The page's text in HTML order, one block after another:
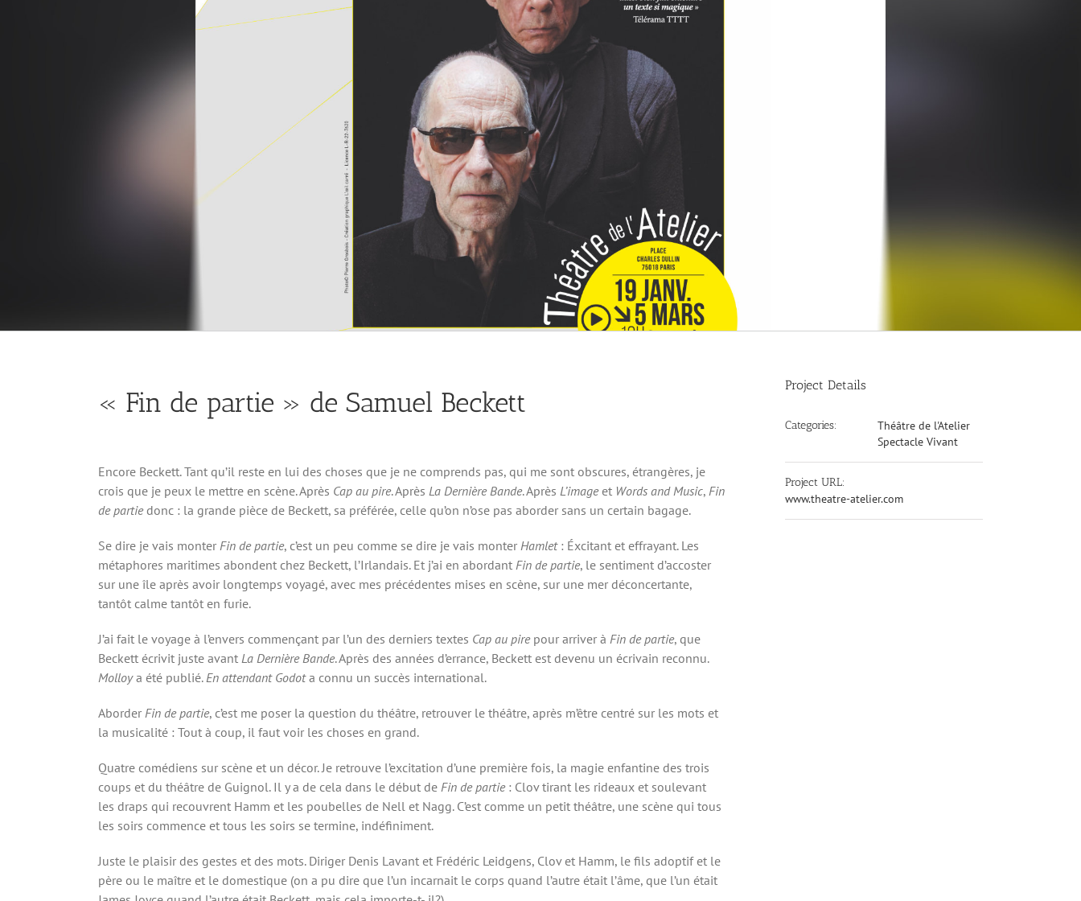
« Fin de partie » de Samuel Beckett
Encore Beckett. Tant qu’il reste en lui des choses que je ne comprends pas, qui me sont obscures, étrangères, je
crois que je peux le mettre en scène. Après Cap au pire. Après La Dernière Bande. Après L’imageet Words and Music, Fin
de partiedonc : la grande pièce de Beckett, sa préférée, celle qu’on n’ose pas aborder sans un certain bagage.
Se dire je vais monter Fin de partie, c’est un peu comme se dire je vais monter Hamlet: Éxcitant et effrayant. Les
métaphores maritimes abondent chez Beckett, l’Irlandais. Et j’ai en abordant Fin de partie, le sentiment d’accoster
sur une île après avoir longtemps voyagé, avec mes précédentes mises en scène, sur une mer déconcertante,
tantôt calme tantôt en furie.
J’ai fait le voyage à l’envers commençant par l’un des derniers textes Cap au pirepour arriver à Fin de partie, que
Beckett écrivit juste avant La Dernière Bande. Après des années d’errance, Beckett est devenu un écrivain reconnu.
Molloya été publié.En attendant Godota connu un succès international.
Aborder Fin de partie, c’est me poser la question du théâtre, retrouver le théâtre, après m’être centré sur les mots et
la musicalité : Tout à coup, il faut voir les choses en grand.
Quatre comédiens sur scène et un décor. Je retrouve l’excitation d’une première fois, la magie enfantine des trois
coups et du théâtre de Guignol. Il y a de cela dans le début de Fin de partie: Clov tirant les rideaux et soulevant
les draps qui recouvrent Hamm et les poubelles de Nell et Nagg. C’est comme un petit théâtre, une scène qui tous
les soirs commence et tous les soirs se termine, indéfiniment.
Juste le plaisir des gestes et des mots. Diriger Denis Lavant et Frédéric Leidgens, Clov et Hamm, le fils adoptif et le
père ou le maître et le domestique (on a pu dire que l’un incarnait le corps quand l’autre était l’âme, que l’un était
Project Details
Categories:
Théâtre de l'Atelier
Spectacle Vivant
Project URL:
www.theatre-atelier.com